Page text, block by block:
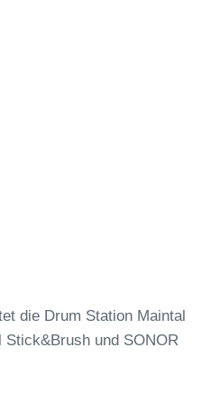
die Drum Station Maintal
und SONOR